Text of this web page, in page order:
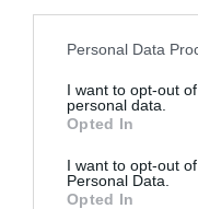
Personal Data
I want to opt-out
personal data.
Opted In
I want to opt-out
Personal Data.
Opted In
pirmieji.